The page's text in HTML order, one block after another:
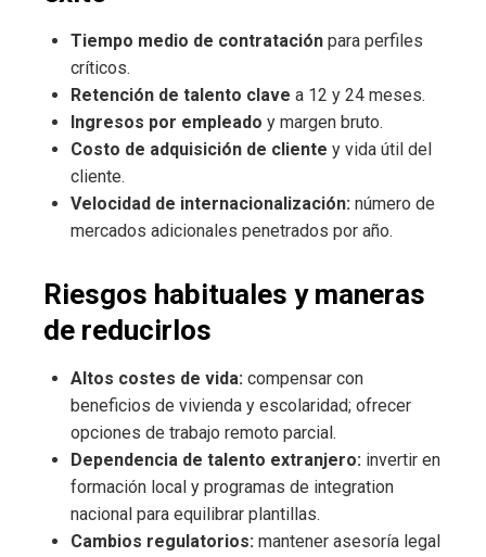
Tiempo medio de contratación para perfiles
críticos.
Retención de talento clave a 12 y 24 meses.
Ingresos por empleado y margen bruto.
Costo de adquisición de cliente y vida útil del
cliente.
Velocidad de internacionalización: número de
mercados adicionales penetrados por año.
Riesgos habituales y maneras
de reducirlos
Altos costes de vida: compensar con
beneficios de vivienda y escolaridad; ofrecer
opciones de trabajo remoto parcial.
Dependencia de talento extranjero: invertir en
formación local y programas de integration
nacional para equilibrar plantillas.
Cambios regulatorios: mantener asesoría legal